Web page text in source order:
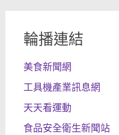
輪播連結
美食新聞網
工具機產業訊息網
天天看運動
食品安全衛生新聞站